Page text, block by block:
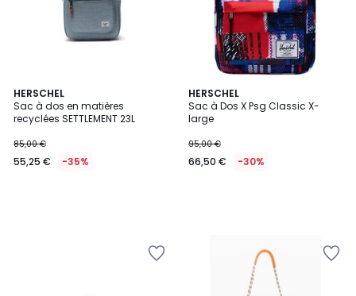
HERSCHEL
Sac à dos en matières
recyclées SETTLEMENT 23L
85,00 €
55,25 € -35%
HERSCHEL
Sac à Dos X Psg Classic X-
large
95,00 €
66,50 € -30%